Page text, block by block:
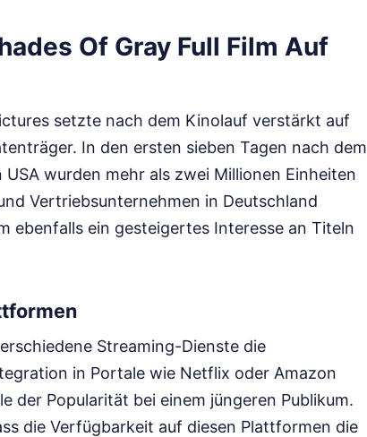
Of Gray Full Film Auf
setzte nach dem Kinolauf verstärkt auf
In den ersten sieben Tagen nach dem
wurden mehr als zwei Millionen Einheiten
Vertriebsunternehmen in Deutschland
ebenfalls ein gesteigertes Interesse an Titeln
Streaming-Dienste die
in Portale wie Netflix oder Amazon
der Popularität bei einem jüngeren Publikum.
die Verfügbarkeit auf diesen Plattformen die